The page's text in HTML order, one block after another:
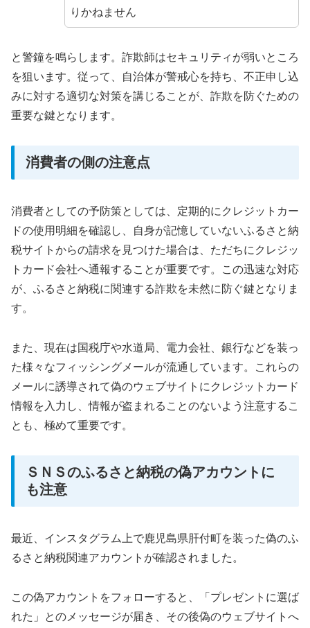
りかねません
と警鐘を鳴らします。詐欺師はセキュリティが弱いところ
を狙います。従って、自治体が警戒心を持ち、不正申し込
みに対する適切な対策を講じることが、詐欺を防ぐための
重要な鍵となります。
消費者の側の注意点
消費者としての予防策としては、定期的にクレジットカー
ドの使用明細を確認し、自身が記憶していないふるさと納
税サイトからの請求を見つけた場合は、ただちにクレジッ
トカード会社へ通報することが重要です。この迅速な対応
が、ふるさと納税に関連する詐欺を未然に防ぐ鍵となりま
す。
また、現在は国税庁や水道局、電力会社、銀行などを装っ
た様々なフィッシングメールが流通しています。これらの
メールに誘導されて偽のウェブサイトにクレジットカード
情報を入力し、情報が盗まれることのないよう注意するこ
とも、極めて重要です。
ＳＮＳのふるさと納税の偽アカウントに
も注意
最近、インスタグラム上で鹿児島県肝付町を装った偽のふ
るさと納税関連アカウントが確認されました。
この偽アカウントをフォローすると、「プレゼントに選ば
れた」とのメッセージが届き、その後偽のウェブサイトへ